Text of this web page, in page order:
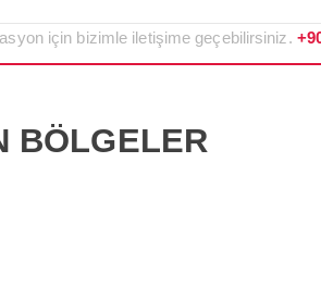
için bizimle iletişime geçebilirsiniz.
BÖLGELER